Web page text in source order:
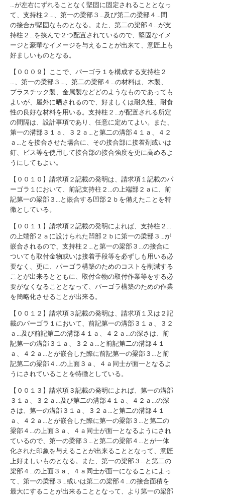
…が左右にずれることなく堅固に固定されることとなっ
て、支持柱２…、第一の梁部３…及び第二の梁部４…間
の接合が堅固なものとなる。また、第二の梁部４…が支
持柱２…を挟んで２つ配置されているので、堅固なイメ
ージと豪華なイメージを与えることが出来て、意匠上も
好ましいものとなる。
【０００９】ここで、パーゴラ１を構成する支持柱２
…、第一の梁部３…、第二の梁部４…の材料は、木製、
プラスチック製、金属製などどのようなものであっても
よいが、屋外に晒されるので、好ましくは耐久性、耐食
性の良好な材料を用いる。支持柱２…が配置される所定
の間隔は、設計事項であり、任意に定めてよい。また、
第一の溝部３１ａ、３２ａ…と第二の溝部４１ａ、４２
ａ…とを接合させた場合に、その接合部に接着剤或いは
釘、ビス等を使用して接合部の接合強度を更に高めるよ
うにしてもよい。
【００１０】請求項２記載の発明は、請求項１記載のパ
ーゴラ１において、前記支持柱２…の上端部２ａに、前
記第一の梁部３…と嵌合する凹部２ｂを備えたことを特
徴としている。
【００１１】請求項２記載の発明によれば、支持柱２…
の上端部２ａに設けられた凹部２ｂに第一の梁部３…が
嵌合されるので、支持柱２…と第一の梁部３…の接合に
ついても取付金物或いは接着手段等を必ずしも用いる必
要なく、更に、パーゴラ構築のためのコストを削減する
ことが出来るとともに、取付金物の取付作業等をする必
要がなくなることとなって、パーゴラ構築のための作業
を簡略化させることが出来る。
【００１２】請求項３記載の発明は、請求項１又は２記
載のパーゴラ１において、前記第一の溝部３１ａ、３２
ａ…及び前記第二の溝部４１ａ、４２ａ…の深さは、前
記第一の溝部３１ａ、３２ａ…と前記第二の溝部４１
ａ、４２ａ…とが嵌合した際に前記第一の梁部３…と前
記第二の梁部４…の上面３ａ、４ａ同士が面一となるよ
うにされていることを特徴としている。
【００１３】請求項３記載の発明によれば、第一の溝部
３１ａ、３２ａ…及び第二の溝部４１ａ、４２ａ…の深
さは、第一の溝部３１ａ、３２ａ…と第二の溝部４１
ａ、４２ａ…とが嵌合した際に第一の梁部３…と第二の
梁部４…の上面３ａ、４ａ同士が面一となるようにされ
ているので、第一の梁部３…と第二の梁部４…とが一体
化された印象を与えることが出来ることとなって、意匠
上好ましいものとなる。また、第一の梁部３…と第二の
梁部４…の上面３ａ、４ａ同士が面一になることによっ
て、第一の梁部３…或いは第二の梁部４…の接合面積を
最大にすることが出来ることとなって、より第一の梁部